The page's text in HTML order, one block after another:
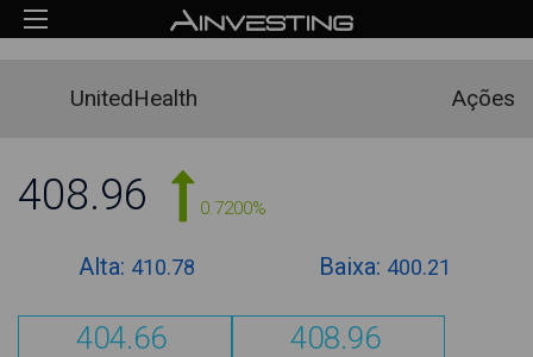
UnitedHealth Ações
408.96 0.7200%
Alta: 410.78 Baixa: 400.21
404.66 408.96